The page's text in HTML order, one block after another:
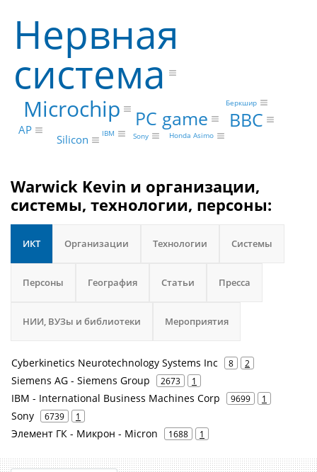
Нервная
система
Microchip PC game BBC
AP
Silicon IBM Sony Honda Asimo
Беркшир
Warwick Kevin и организации,
системы, технологии, персоны:
ИКТ Организации Технологии Системы
Персоны География Статьи Пресса
НИИ, ВУЗы и библиотеки Мероприятия
Cyberkinetics Neurotechnology Systems Inc 8 2
Siemens AG - Siemens Group 2673 1
IBM - International Business Machines Corp 9699 1
Sony 6739 1
Элемент ГК - Микрон - Micron 1688 1